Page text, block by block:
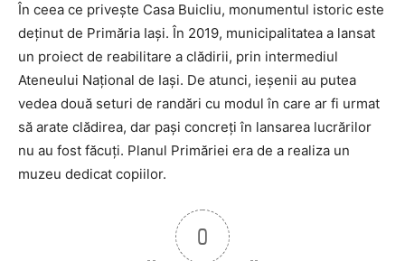
În ceea ce privește Casa Buicliu, monumentul istoric este
deținut de Primăria Iași. În 2019, municipalitatea a lansat
un proiect de reabilitare a clădirii, prin intermediul
Ateneului Național de Iași. De atunci, ieșenii au putea
vedea două seturi de randări cu modul în care ar fi urmat
să arate clădirea, dar pași concreți în lansarea lucrărilor
nu au fost făcuți. Planul Primăriei era de a realiza un
muzeu dedicat copiilor.
0